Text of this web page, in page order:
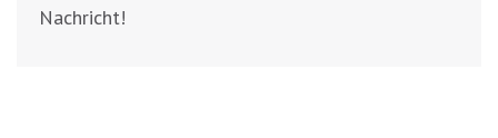
Nachricht!